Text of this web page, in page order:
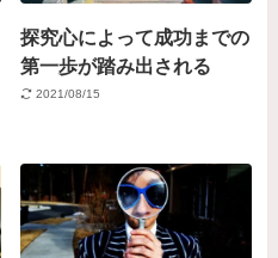
探究心によって成功までの
第一歩が踏み出される
2021/08/15